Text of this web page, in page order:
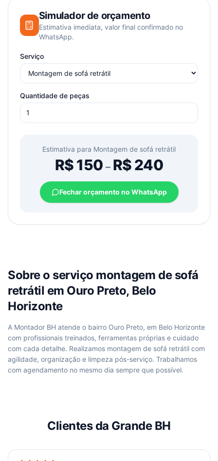
Simulador de orçamento
Estimativa imediata, valor final confirmado no
WhatsApp.
Serviço
Quantidade de peças
Estimativa para Montagem de sofá retrátil
R$150 –R$240
Fechar orçamento no WhatsApp
Sobre o serviço montagem de sofá
retrátil em Ouro Preto, Belo
Horizonte
A Montador BH atende o bairro Ouro Preto, em Belo Horizonte
com profissionais treinados, ferramentas próprias e cuidado
com cada detalhe. Realizamos montagem de sofá retrátil com
agilidade, organização e limpeza pós-serviço. Trabalhamos
com agendamento no mesmo dia sempre que possível.
Clientes da Grande BH